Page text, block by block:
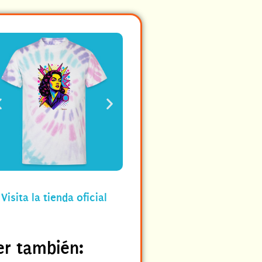
Visita la tienda oficial
también: